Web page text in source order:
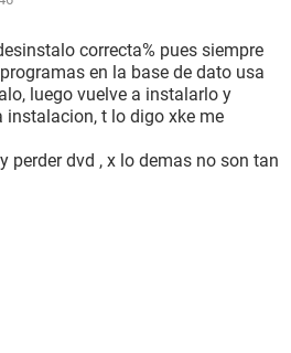
correcta% pues siempre
en la base de dato usa
luego vuelve a instalarlo y
instalacion, t lo digo xke me
perder dvd , x lo demas no son tan